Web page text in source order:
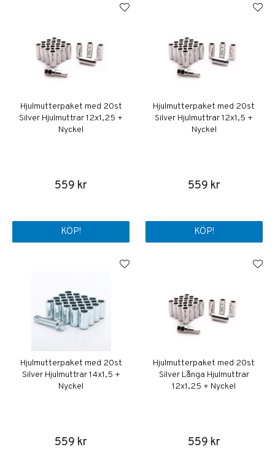
Hjulmutterpaket med 20st
Silver Hjulmuttrar 12x1,25 +
Nyckel
559 kr
KÖP!
Hjulmutterpaket med 20st
Silver Hjulmuttrar 12x1,5 +
Nyckel
559 kr
KÖP!
Hjulmutterpaket med 20st
Silver Hjulmuttrar 14x1,5 +
Nyckel
559 kr
Hjulmutterpaket med 20st
Silver Långa Hjulmuttrar
12x1,25 + Nyckel
559 kr